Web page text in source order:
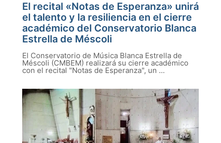
El recital «Notas de Esperanza» unirá
el talento y la resiliencia en el cierre
académico del Conservatorio Blanca
Estrella de Méscoli
El Conservatorio de Música Blanca Estrella de
Méscoli (CMBEM) realizará su cierre académico
con el recital "Notas de Esperanza", un ...